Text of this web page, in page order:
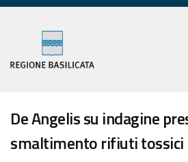
De Angelis su indagine
smaltimento rifiuti tossici